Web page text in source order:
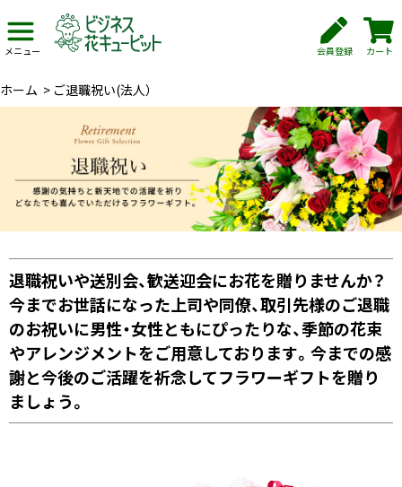
メニュー 会員登録 カート
ホーム > ご退職祝い(法人）
退職祝いや送別会、歓送迎会にお花を贈りませんか？
今までお世話になった上司や同僚、取引先様のご退職
のお祝いに男性・女性ともにぴったりな、季節の花束
やアレンジメントをご用意しております。今までの感
謝と今後のご活躍を祈念してフラワーギフトを贈り
ましょう。